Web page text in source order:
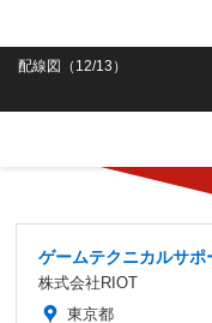
配線図（12/13）
ゲームテクニカルサ
株式会社RIOT
東京都